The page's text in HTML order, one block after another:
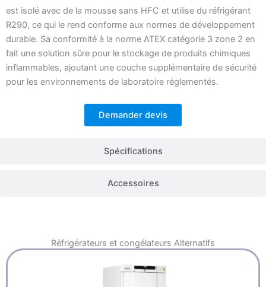
Spécifications
Accessoires
est isolé avec de la mousse sans HFC et utilise du réfrigérant
R290, ce qui le rend conforme aux normes de développement
durable. Sa conformité à la norme ATEX catégorie 3 zone 2 en
fait une solution sûre pour le stockage de produits chimiques
inflammables, ajoutant une couche supplémentaire de sécurité
pour les environnements de laboratoire réglementés.
Demander devis
Réfrigérateurs et congélateurs Alternatifs